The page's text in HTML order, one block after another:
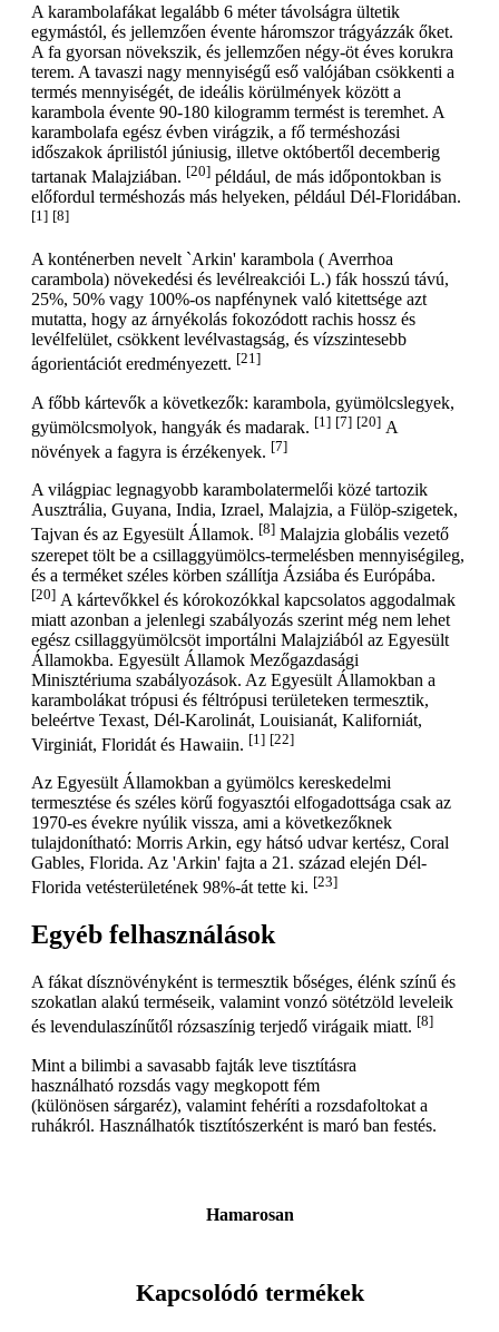
A karambolafákat legalább 6 méter távolságra ültetik
egymástól, és jellemzően évente háromszor trágyázzák őket.
A fa gyorsan növekszik, és jellemzően négy-öt éves korukra
terem. A tavaszi nagy mennyiségű eső valójában csökkenti a
termés mennyiségét, de ideális körülmények között a
karambola évente 90-180 kilogramm termést is teremhet. A
karambolafa egész évben virágzik, a fő terméshozási
időszakok áprilistól júniusig, illetve októbertől decemberig
tartanak Malajziában. [20] például, de más időpontokban is
előfordul terméshozás más helyeken, például Dél-Floridában.
[1] [8]
A konténerben nevelt `Arkin' karambola ( Averrhoa
carambola) növekedési és levélreakciói L.) fák hosszú távú,
25%, 50% vagy 100%-os napfénynek való kitettsége azt
mutatta, hogy az árnyékolás fokozódott rachis hossz és
levélfelület, csökkent levélvastagság, és vízszintesebb
ágorientációt eredményezett. [21]
A főbb kártevők a következők: karambola, gyümölcslegyek,
gyümölcsmolyok, hangyák és madarak. [1] [7] [20] A
növények a fagyra is érzékenyek. [7]
A világpiac legnagyobb karambolatermelői közé tartozik
Ausztrália, Guyana, India, Izrael, Malajzia, a Fülöp-szigetek,
Tajvan és az Egyesült Államok. [8] Malajzia globális vezető
szerepet tölt be a csillaggyümölcs-termelésben mennyiségileg,
és a terméket széles körben szállítja Ázsiába és Európába.
[20] A kártevőkkel és kórokozókkal kapcsolatos aggodalmak
miatt azonban a jelenlegi szabályozás szerint még nem lehet
egész csillaggyümölcsöt importálni Malajziából az Egyesült
Államokba. Egyesült Államok Mezőgazdasági
Minisztériuma szabályozások. Az Egyesült Államokban a
karambolákat trópusi és féltrópusi területeken termesztik,
beleértve Texast, Dél-Karolinát, Louisianát, Kaliforniát,
Virginiát, Floridát és Hawaiin. [1] [22]
Az Egyesült Államokban a gyümölcs kereskedelmi
termesztése és széles körű fogyasztói elfogadottsága csak az
1970-es évekre nyúlik vissza, ami a következőknek
tulajdonítható: Morris Arkin, egy hátsó udvar kertész, Coral
Gables, Florida. Az 'Arkin' fajta a 21. század elején Dél-
Florida vetésterületének 98%-át tette ki. [23]
Egyéb felhasználások
A fákat dísznövényként is termesztik bőséges, élénk színű és
szokatlan alakú terméseik, valamint vonzó sötétzöld leveleik
és levendulaszínűtől rózsaszínig terjedő virágaik miatt. [8]
Mint a bilimbi a savasabb fajták leve tisztításra
használható rozsdás vagy megkopott fém
(különösen sárgaréz), valamint fehéríti a rozsdafoltokat a
ruhákról. Használhatók tisztítószerként is maró ban festés.
Hamarosan
Kapcsolódó termékek